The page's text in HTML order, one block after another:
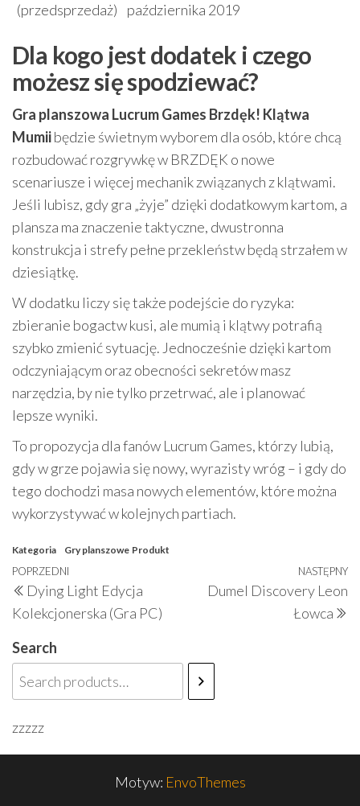
(przedsprzedaż)
października 2019
Dla kogo jest dodatek i czego
możesz się spodziewać?
Gra planszowa Lucrum Games Brzdęk! Klątwa
Mumiibędzie świetnym wyborem dla osób, które chcą
rozbudować rozgrywkę w BRZDĘK o nowe
scenariusze i więcej mechanik związanych z klątwami.
Jeśli lubisz, gdy gra „żyje” dzięki dodatkowym kartom, a
plansza ma znaczenie taktyczne, dwustronna
konstrukcja i strefy pełne przekleństw będą strzałem w
dziesiątkę.
W dodatku liczy się także podejście do ryzyka:
zbieranie bogactw kusi, ale mumią i klątwy potrafią
szybko zmienić sytuację. Jednocześnie dzięki kartom
odczyniającym oraz obecności sekretów masz
narzędzia, by nie tylko przetrwać, ale i planować
lepsze wyniki.
To propozycja dla fanów Lucrum Games, którzy lubią,
gdy w grze pojawia się nowy, wyrazisty wróg – i gdy do
tego dochodzi masa nowych elementów, które można
wykorzystywać w kolejnych partiach.
Kategoria Gry planszowe Produkt
Nawigacja
wpisu
Poprzedni
wpis
POPRZEDNI
Dying Light Edycja
Kolekcjonerska (Gra PC)
NASTĘPNY
Dumel Discovery Leon
Łowca
Search
zzzzz
Motyw: EnvoThemes